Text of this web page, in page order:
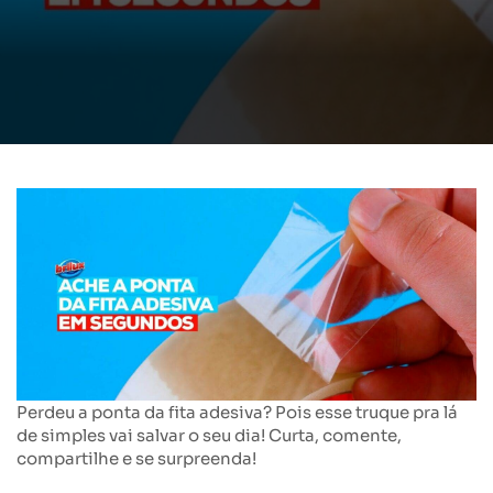
Perdeu a ponta da fita adesiva? Pois esse truque pra lá
de simples vai salvar o seu dia! Curta, comente,
compartilhe e se surpreenda!